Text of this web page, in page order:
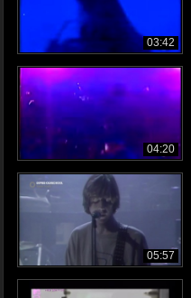
03:42
04:20
05:57